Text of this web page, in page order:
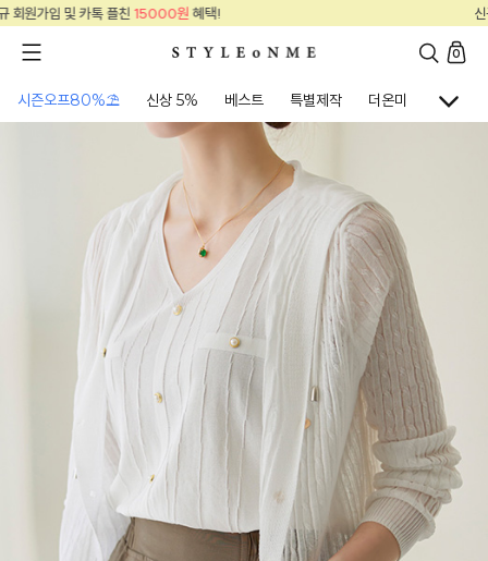
15000원
택!
0
시즌오프80%⛱ 신상 5% 베스트 특별제작 더온미 골프웨어